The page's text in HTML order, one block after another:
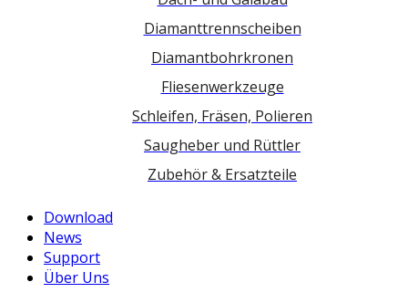
Diamanttrennscheiben
Diamantbohrkronen
Fliesenwerkzeuge
Schleifen, Fräsen, Polieren
Saugheber und Rüttler
Zubehör & Ersatzteile
Download
News
Support
Über Uns